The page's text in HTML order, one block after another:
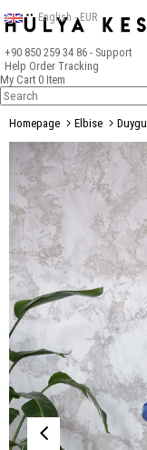
+90 850 259 34 86 - Support
Help Order Tracking
English - EUR
My Cart 0 Item
Homepage Elbise